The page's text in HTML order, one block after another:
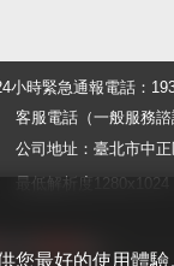
小時緊急通報電話：
客服電話（一般服務
公司地址：臺北市中正
最低解析度
您最好的使用體